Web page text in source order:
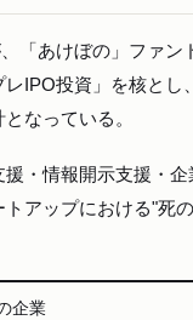
「あけぼの」ファ
IPO投資」を核と
なっている。
・情報開示支援・
アップにおける"死
企業